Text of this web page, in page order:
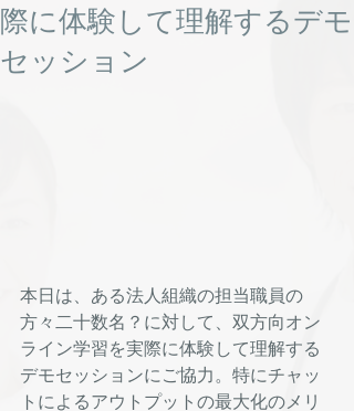
際に体験して理解するデモ
セッション
本日は、ある法人組織の担当職員の
方々二十数名？に対して、双方向オン
ライン学習を実際に体験して理解する
デモセッションにご協力。特にチャッ
トによるアウトプットの最大化のメリ